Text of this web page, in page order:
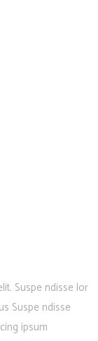
Suspe ndisse lor
Suspe ndisse
ipsum